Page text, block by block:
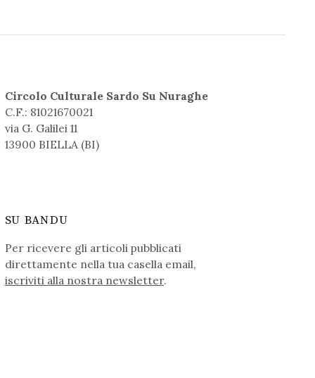
Circolo Culturale Sardo Su Nuraghe
C.F.: 81021670021
via G. Galilei 11
13900 BIELLA (BI)
SU BANDU
Per ricevere gli articoli pubblicati
direttamente nella tua casella email,
iscriviti alla nostra newsletter.